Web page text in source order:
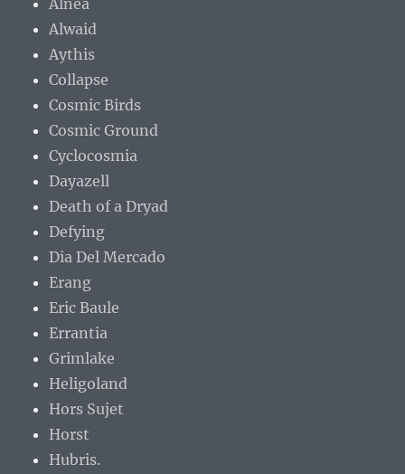
Alnea
Alwaid
Aythis
Collapse
Cosmic Birds
Cosmic Ground
Cyclocosmia
Dayazell
Death of a Dryad
Defying
Dia Del Mercado
Erang
Eric Baule
Errantia
Grimlake
Heligoland
Hors Sujet
Horst
Hubris.